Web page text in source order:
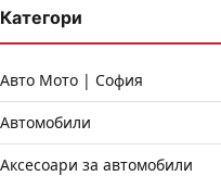
Категори
Авто Мото | София
Автомобили
Аксесоари за автомобили